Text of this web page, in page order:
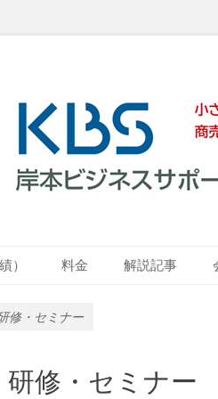
ネスサポー
経営をナビゲーション
） 料金 解説記事
修・セミナー
研修・セミナー